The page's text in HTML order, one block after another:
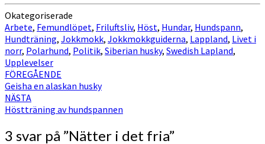
Okategoriserade
Arbete, Femundlöpet, Friluftsliv, Höst, Hundar, Hundspann,
Hundträning, Jokkmokk, Jokkmokkguiderna, Lappland, Livet i
norr, Polarhund, Politik, Siberian husky, Swedish Lapland,
Upplevelser
Inläggsnavigering
FÖREGÅENDE
Geisha en alaskan husky
NÄSTA
Höstträning av hundspannen
3 svar på ”Nätter i det fria”